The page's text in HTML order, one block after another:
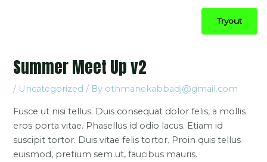
Tryout
Summer Meet Up v2
/ Uncategorized / By othmanekabbadj@gmail.com
Fusce ut nisi tellus. Duis consequat dolor felis, a mollis
eros porta vitae. Phasellus id odio lacus. Etiam id
suscipit tortor. Duis vitae felis tortor. Proin quis tellus
euismod, pretium sem ut, faucibus mauris.